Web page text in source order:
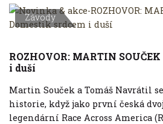
Závody
ROZHOVOR: MARTIN
i duší
Martin Souček a Tomáš Navrátil
historie, když jako první česká
legendární Race Across America